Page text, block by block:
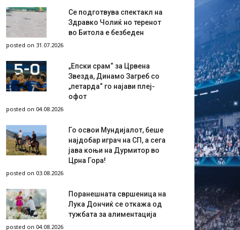
Се подготвува спектакл на
Здравко Чолиќ но теренот
во Битола е безбеден
posted on 31.07.2026
„Епски срам“ за Црвена
Звезда, Динамо Загреб со
„петарда“ го најави плеј-
офот
posted on 04.08.2026
Го освои Мундијалот, беше
најдобар играч на СП, а сега
јава коњи на Дурмитор во
Црна Гора!
posted on 03.08.2026
Поранешната свршеница на
Лука Дончиќ се откажа од
тужбата за алиментација
posted on 04.08.2026